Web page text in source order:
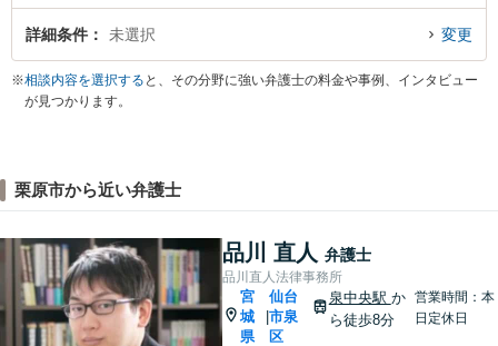
詳細条件 未選択 変更
※相談内容を選択する と、その分野に強い弁護士の料金や事例、インタビュー
が見つかります。
栗原市から近い弁護士
品川 直人 弁護士
品川直人法律事務所
宮
城
県
仙台
市泉
区
泉中央駅 か
ら徒歩8分
営業時間：本
日定休日